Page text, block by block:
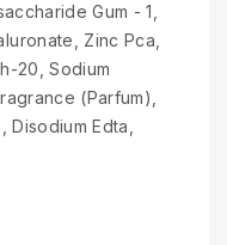
Gum - 1,
Zinc Pca,
20, Sodium
(Parfum),
Edta,